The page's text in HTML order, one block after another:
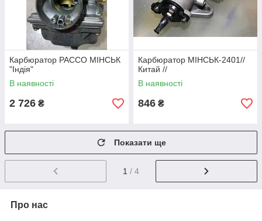
Карбюратор PACCO МІНСЬК
"Індія"
В наявності
2 726 ₴
Карбюратор МІНСЬК-2401//
Китай //
В наявності
846 ₴
Показати ще
1 / 4
Про нас